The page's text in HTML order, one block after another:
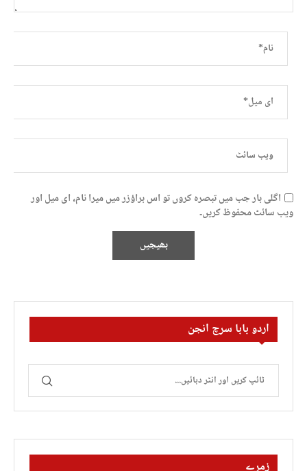
اگلی بار جب میں تبصرہ کروں تو اس براؤزر میں میرا نام، ای میل اور
ویب سائٹ محفوظ کریں۔
اردو بابا سرچ انجن